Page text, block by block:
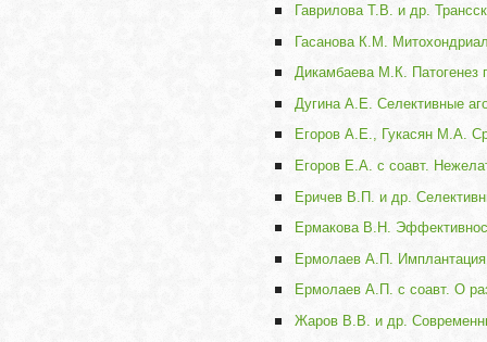
Гаврилова Т.В. и др.
Гасанова К.М.
Дикамбаева М.К. Патогенез
Дугина А.Е. Селективные
Егоров А.Е., Гукасян М.А.
Егоров Е.А. с соавт.
Еричев В.П. и др.
Ермакова В.Н.
Ермолаев А.П. Имплантация
Ермолаев А.П. с соавт. О
Жаров В.В. и др.